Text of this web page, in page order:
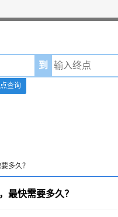
到
查询
多久？
最快需要多久？